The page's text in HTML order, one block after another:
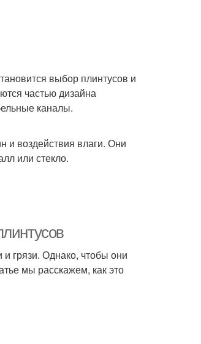
выбор плинтусов и
частью дизайна
каналы.
и воздействия влаги. Они
или стекло.
и грязи. Однако, чтобы они
мы расскажем, как это